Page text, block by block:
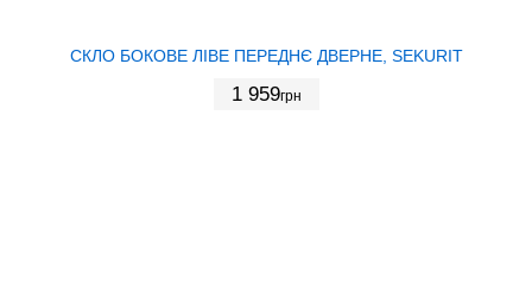
СКЛО БОКОВЕ ЛІВЕ ПЕРЕДНЄ ДВЕРНЕ, SEKURIT
1 959грн